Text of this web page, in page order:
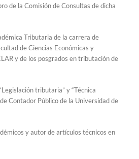
de la Comisión de Consultas de dicha
Tributaria de la carrera de
de Ciencias Económicas y
y de los posgrados en tributación de
tributaria” y “Técnica
Contador Público de la Universidad de
y autor de artículos técnicos en